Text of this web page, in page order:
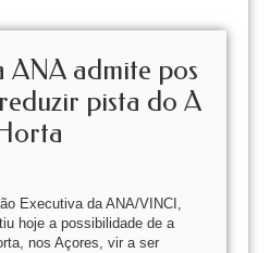
ANA admite pos
pista do A
Executiva da ANA/VINCI,
hoje a possibilidade de a
nos Açores, vir a ser